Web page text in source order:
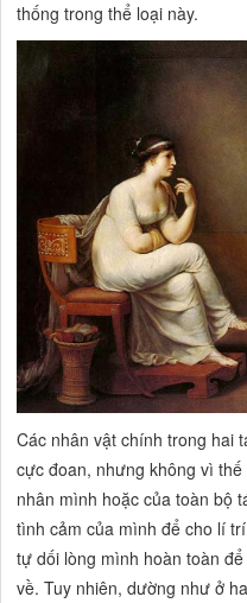
thống trong thể loại này.
Các nhân vật chính trong hai
cực đoan, nhưng không vì
nhân mình hoặc của toàn bộ
tình cảm của mình để cho lí
tự dối lòng mình hoàn toàn
về. Tuy nhiên, dường như ở